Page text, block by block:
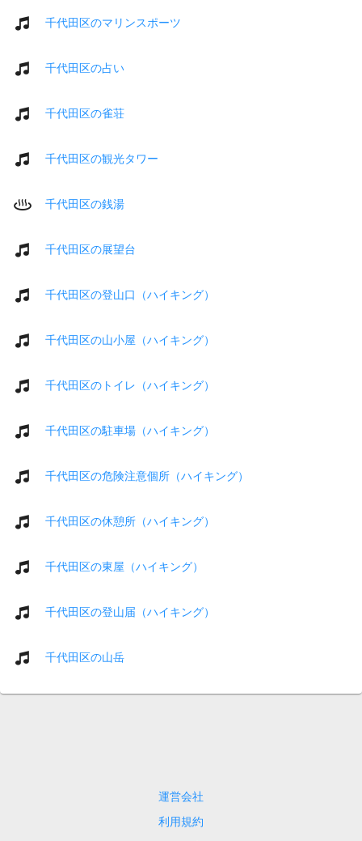
千代田区のマリンスポーツ
千代田区の占い
千代田区の雀荘
千代田区の観光タワー
千代田区の銭湯
千代田区の展望台
千代田区の登山口（ハイキング）
千代田区の山小屋（ハイキング）
千代田区のトイレ（ハイキング）
千代田区の駐車場（ハイキング）
千代田区の危険注意個所（ハイキング）
千代田区の休憩所（ハイキング）
千代田区の東屋（ハイキング）
千代田区の登山届（ハイキング）
千代田区の山岳
運営会社
利用規約